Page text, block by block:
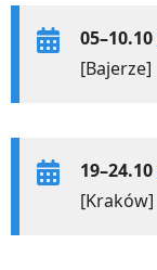
05–10.10
[Bajerze]
19–24.10
[Kraków]